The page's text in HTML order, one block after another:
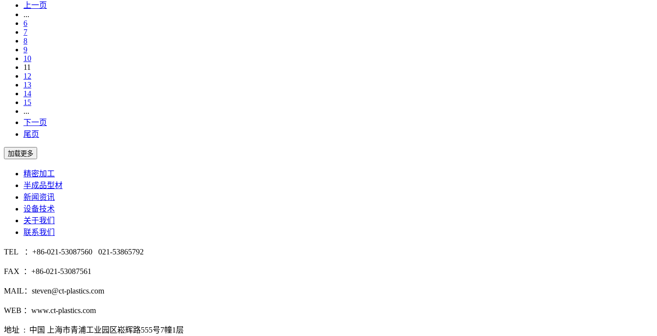
上一页
...
6
7
8
9
10
11
12
13
14
15
...
下一页
尾页
精密加工
半成品型材
新闻资讯
设备技术
关于我们
联系我们
TEL ：+86-021-53087560 021-53865792
FAX ：+86-021-53087561
MAIL：steven@ct-plastics.com
WEB ：www.ct-plastics.com
地址 : 中国 上海市青浦工业园区崧辉路555号7幢1层